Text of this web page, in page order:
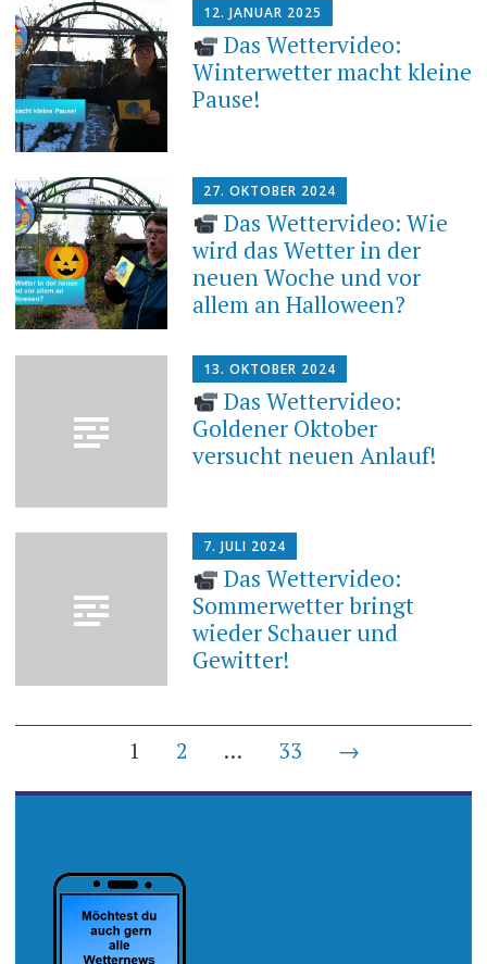
12. JANUAR 2025
Das Wettervideo:
Winterwetter macht kleine
Pause!
27. OKTOBER 2024
Das Wettervideo: Wie
wird das Wetter in der
neuen Woche und vor
allem an Halloween?
13. OKTOBER 2024
Das Wettervideo:
Goldener Oktober
versucht neuen Anlauf!
7. JULI 2024
Das Wettervideo:
Sommerwetter bringt
wieder Schauer und
Gewitter!
Beiträge-
Navigation
1 2 … 33 →